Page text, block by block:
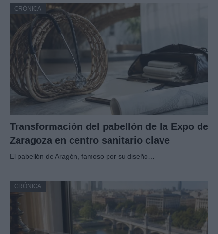
CRÓNICA
Transformación del pabellón de la Expo de
Zaragoza en centro sanitario clave
El pabellón de Aragón, famoso por su diseño…
CRÓNICA